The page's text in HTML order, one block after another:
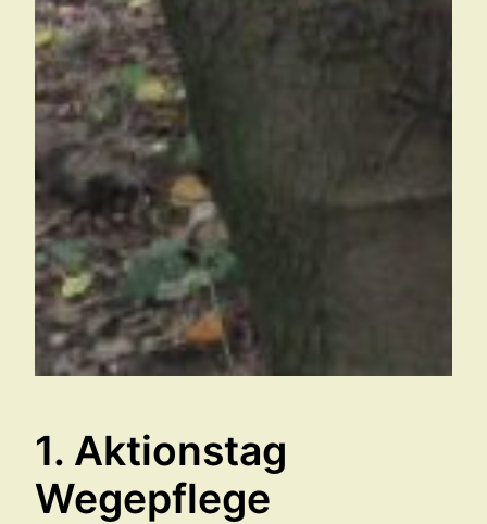
1. Aktionstag
Wegepflege